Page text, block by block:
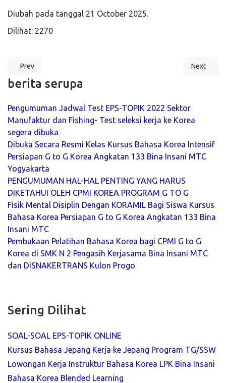
Diubah pada tanggal 21 October 2025.
Dilihat: 2270
Previous article: Semangat Tak Padam! DJR 26 Bina Insani MTC
Prev Next
Next
berita serupa
Pengumuman Jadwal Test EPS-TOPIK 2022 Sektor
Manufaktur dan Fishing- Test seleksi kerja ke Korea
segera dibuka
Dibuka Secara Resmi Kelas Kursus Bahasa Korea Intensif
Persiapan G to G Korea Angkatan 133 Bina Insani MTC
Yogyakarta
PENGUMUMAN HAL-HAL PENTING YANG HARUS
DIKETAHUI OLEH CPMI KOREA PROGRAM G TO G
Fisik Mental Disiplin Dengan KORAMIL Bagi Siswa Kursus
Bahasa Korea Persiapan G to G Korea Angkatan 133 Bina
Insani MTC
Pembukaan Pelatihan Bahasa Korea bagi CPMI G to G
Korea di SMK N 2 Pengasih Kerjasama Bina Insani MTC
dan DISNAKERTRANS Kulon Progo
Sering Dilihat
SOAL-SOAL EPS-TOPIK ONLINE
Kursus Bahasa Jepang Kerja ke Jepang Program TG/SSW
Lowongan Kerja Instruktur Bahasa Korea LPK Bina Insani
Bahasa Korea Blended Learning